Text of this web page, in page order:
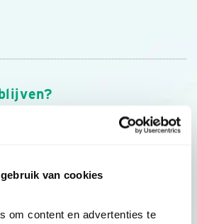
van cookies
om content en advertenties te
nieuws, inspiratie, acties en tips
van Vogelbescherming.